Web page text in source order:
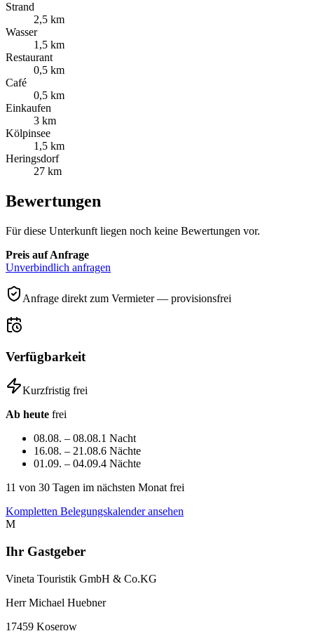
Strand
2,5 km
Wasser
1,5 km
Restaurant
0,5 km
Café
0,5 km
Einkaufen
3 km
Kölpinsee
1,5 km
Heringsdorf
27 km
Bewertungen
Für diese Unterkunft liegen noch keine Bewertungen vor.
Preis auf Anfrage
Unverbindlich anfragen
Anfrage direkt zum Vermieter — provisionsfrei
Verfügbarkeit
Kurzfristig frei
Ab heute frei
08.08. – 08.08.1 Nacht
16.08. – 21.08.6 Nächte
01.09. – 04.09.4 Nächte
11 von 30 Tagen im nächsten Monat frei
Kompletten Belegungskalender ansehen
M
Ihr Gastgeber
Vineta Touristik GmbH & Co.KG
Herr Michael Huebner
17459 Koserow